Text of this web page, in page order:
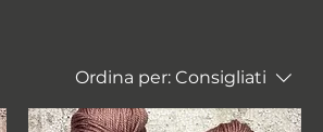
Ordina per: Consigliati